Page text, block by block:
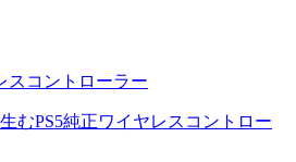
スコントローラー
むPS5純正ワイヤレスコントロー